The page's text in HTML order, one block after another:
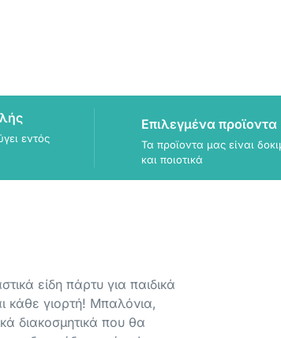
εντός
Επιλεγμένα προϊοντα
Τα προϊοντα μας είναι
και ποιοτικά
είδη πάρτυ για παιδικά
κάθε γιορτή! Μπαλόνια,
διακοσμητικά που θα